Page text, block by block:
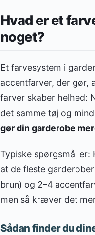
Hvad er et
noget?
Et farvesystem i
accentfarver, der gør,
farver skaber helhed:
det samme tøj og
gør din garderobe
Typiske spørgsmål er:
at de fleste
brun) og 2–4
men så kræver det
Sådan finder du